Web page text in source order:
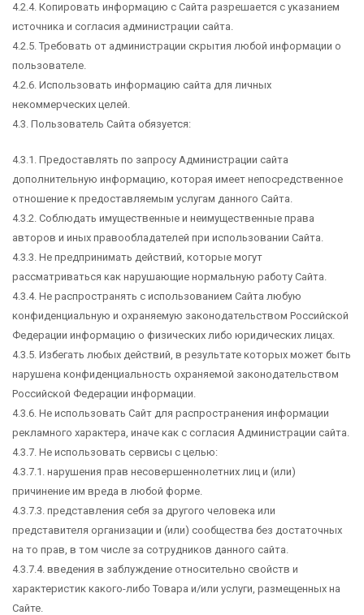
4.2.4. Копировать информацию с Сайта разрешается с указанием
источника и согласия администрации сайта.
4.2.5. Требовать от администрации скрытия любой информации о
пользователе.
4.2.6. Использовать информацию сайта для личных
некоммерческих целей.
4.3. Пользователь Сайта обязуется:
4.3.1. Предоставлять по запросу Администрации сайта
дополнительную информацию, которая имеет непосредственное
отношение к предоставляемым услугам данного Сайта.
4.3.2. Соблюдать имущественные и неимущественные права
авторов и иных правообладателей при использовании Сайта.
4.3.3. Не предпринимать действий, которые могут
рассматриваться как нарушающие нормальную работу Сайта.
4.3.4. Не распространять с использованием Сайта любую
конфиденциальную и охраняемую законодательством Российской
Федерации информацию о физических либо юридических лицах.
4.3.5. Избегать любых действий, в результате которых может быть
нарушена конфиденциальность охраняемой законодательством
Российской Федерации информации.
4.3.6. Не использовать Сайт для распространения информации
рекламного характера, иначе как с согласия Администрации сайта.
4.3.7. Не использовать сервисы с целью:
4.3.7.1. нарушения прав несовершеннолетних лиц и (или)
причинение им вреда в любой форме.
4.3.7.3. представления себя за другого человека или
представителя организации и (или) сообщества без достаточных
на то прав, в том числе за сотрудников данного сайта.
4.3.7.4. введения в заблуждение относительно свойств и
характеристик какого-либо Товара и/или услуги, размещенных на
Сайте.